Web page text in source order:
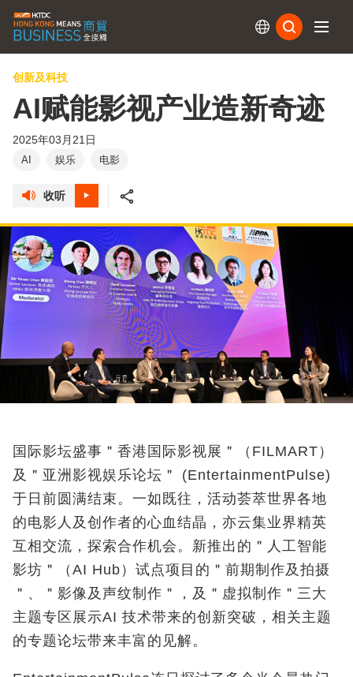
创新及科技
AI赋能影视产业造新奇迹
2025年03月21日
AI 娱乐 电影
收听
国际影坛盛事＂香港国际影视展＂（FILMART ）
及＂亚洲影视娱乐论坛＂
(EntertainmentPulse)
于日前圆满结束。一如既往，活动荟萃世界各地
的电影人及创作者的心血结晶，亦云集业界精英
互相交流，探索合作机会。新推出的＂人工智能
影坊＂（ AI Hub ）试点项目的＂前期制作及拍摄
＂、＂影像及声纹制作＂，及＂虚拟制作＂三大
主题专区展示AI 技术带来的创新突破，相关主题
的专题论坛带来丰富的见解。